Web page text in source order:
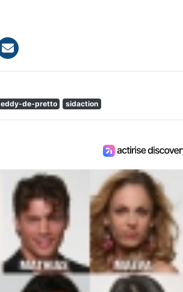
eddy-de-pretto sidaction